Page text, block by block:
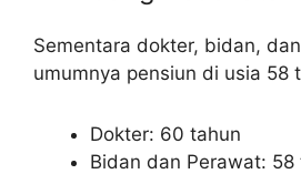
Sementara dokter, bidan,
umumnya pensiun di usia 58
Dokter: 60 tahun
Bidan dan Perawat: 58